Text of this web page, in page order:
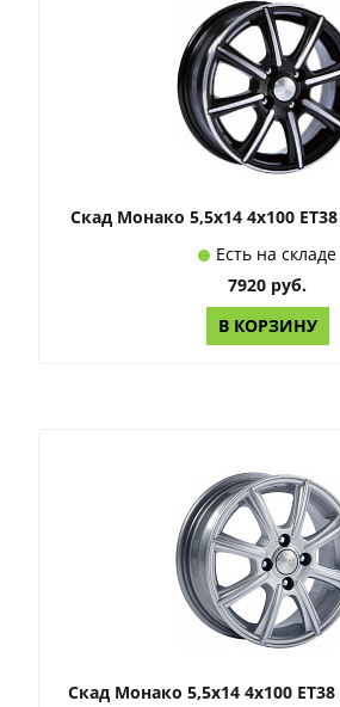
Скад Монако 5,5x14 4x100
Есть на складе
7920 руб.
В КОРЗИНУ
Скад Монако 5,5x14 4x100 ET38